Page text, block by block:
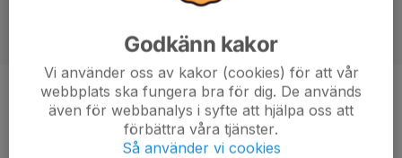
Position
-
13 år
Godkänn kakor
Vi använder oss av kakor (cookies) för att vår
webbplats ska fungera bra för dig. De används
även för webbanalys i syfte att hjälpa oss att
förbättra våra tjänster.
Så använder vi cookies